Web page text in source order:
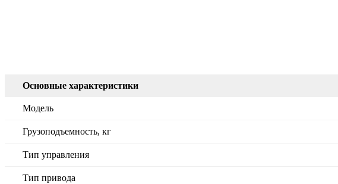
Основные характеристики
Модель
Грузоподъемность, кг
Тип управления
Тип привода